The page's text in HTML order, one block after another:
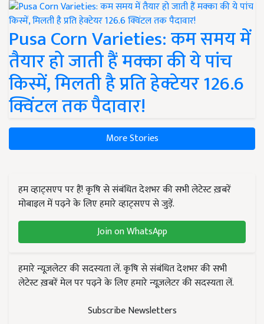
Pusa Corn Varieties: कम समय में
तैयार हो जाती हैं मक्का की ये पांच
किस्में, मिलती है प्रति हेक्टेयर 126.6
क्विंटल तक पैदावार!
More Stories
हम व्हाट्सएप पर हैं! कृषि से संबंधित देशभर की सभी लेटेस्ट ख़बरें
मोबाइल में पढ़ने के लिए हमारे व्हाट्सएप से जुड़ें.
Join on WhatsApp
हमारे न्यूज़लेटर की सदस्यता लें. कृषि से संबंधित देशभर की सभी
लेटेस्ट ख़बरें मेल पर पढ़ने के लिए हमारे न्यूज़लेटर की सदस्यता लें.
Subscribe Newsletters